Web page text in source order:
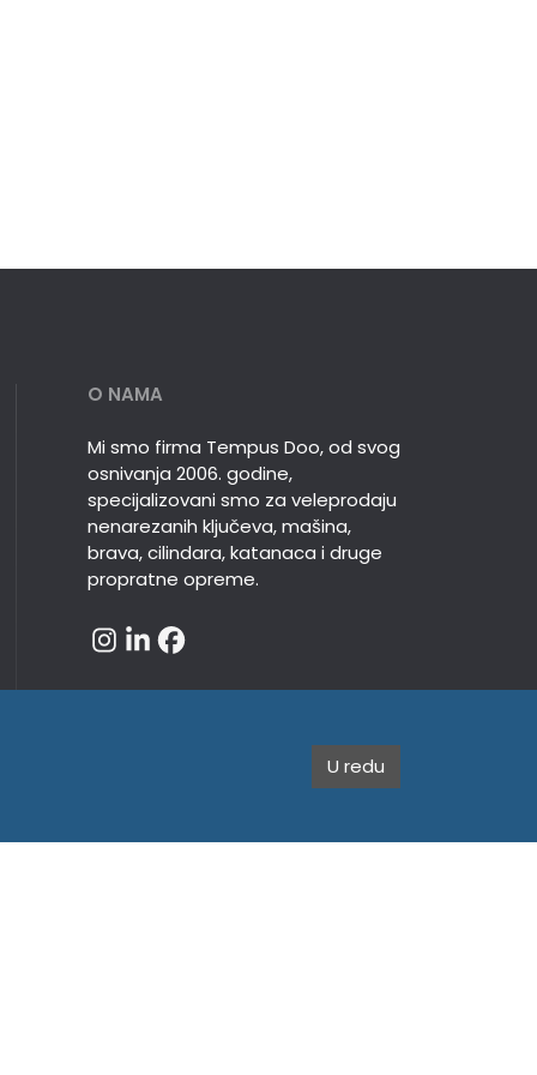
O NAMA
Mi smo firma Tempus Doo, od svog
osnivanja 2006. godine,
specijalizovani smo za veleprodaju
nenarezanih ključeva, mašina,
brava, cilindara, katanaca i druge
propratne opreme.
U redu